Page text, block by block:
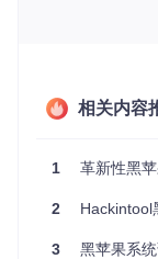
平台ID，这些信
进入System
根据CPU架
选择与你的
相关内容
1 革新性黑
2 Hackintool黑
3 黑苹果系统